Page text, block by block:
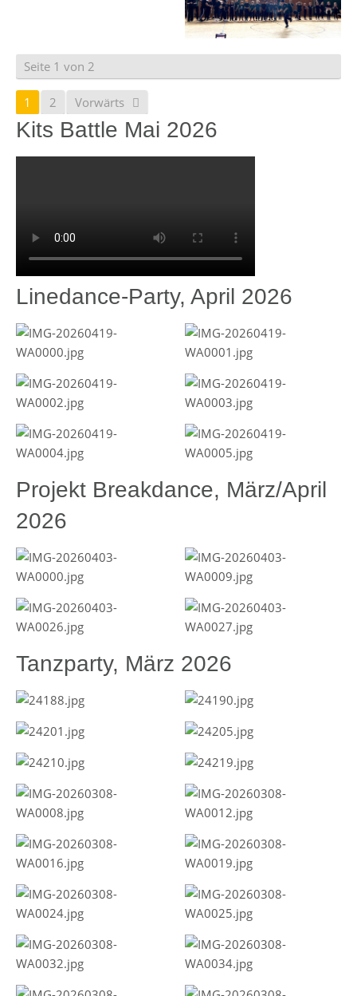
Seite 1 von 2
1 2 Vorwärts
Kits Battle Mai 2026
Linedance-Party, April 2026
Projekt Breakdance, März/April
2026
Tanzparty, März 2026